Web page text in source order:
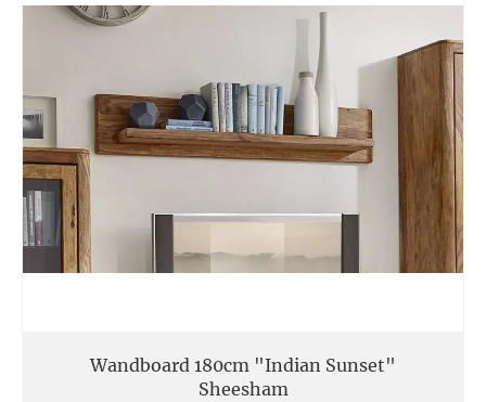
Wandboard 180cm "Indian Sunset"
Sheesham